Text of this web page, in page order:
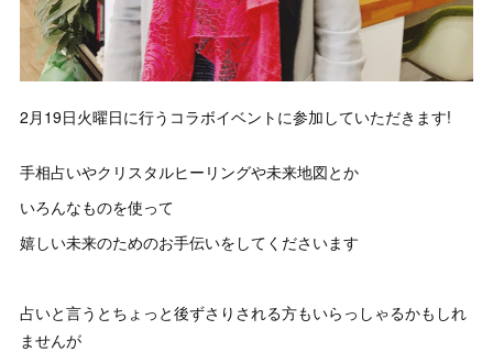
2月19日火曜日に行うコラボイベントに参加していただきます!
手相占いやクリスタルヒーリングや未来地図とか
いろんなものを使って
嬉しい未来のためのお手伝いをしてくださいます
占いと言うとちょっと後ずさりされる方もいらっしゃるかもしれ
ませんが